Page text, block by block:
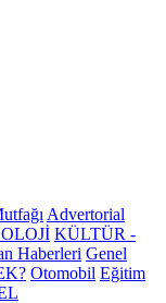
Advertorial
KÜLTÜR -
Haberleri Genel
Otomobil Eğitim